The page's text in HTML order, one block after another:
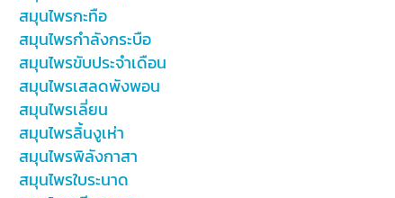
สมุนไพรกะทือ
สมุนไพรกำลังกระบือ
สมุนไพรขับประจำเดือน
สมุนไพรเสลดพังพอน
สมุนไพรเลี่ยน
สมุนไพรลิ้นงูเห่า
สมุนไพรพิลังกาสา
สมุนไพรใบระนาด